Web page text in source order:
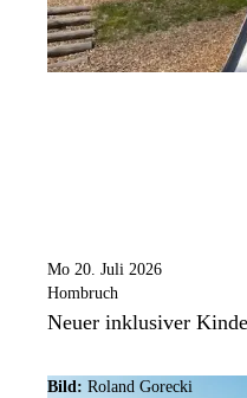
Mo 20. Juli 2026
Hombruch
Neuer inklusiver
Bild: Roland Gorecki